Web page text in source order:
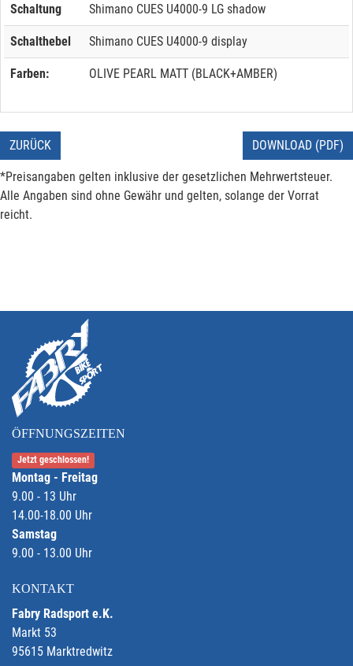
Schaltung Shimano CUES U4000-9 LG shadow
Schalthebel Shimano CUES U4000-9 display
Farben: OLIVE PEARL MATT (BLACK+AMBER)
ZURÜCK DOWNLOAD (PDF)
*Preisangaben gelten inklusive der gesetzlichen Mehrwertsteuer.
Alle Angaben sind ohne Gewähr und gelten, solange der Vorrat
reicht.
ÖFFNUNGSZEITEN
Jetzt geschlossen!
Montag - Freitag
9.00 - 13 Uhr
14.00-18.00 Uhr
Samstag
9.00 - 13.00 Uhr
KONTAKT
Fabry Radsport e.K.
Markt 53
95615 Marktredwitz